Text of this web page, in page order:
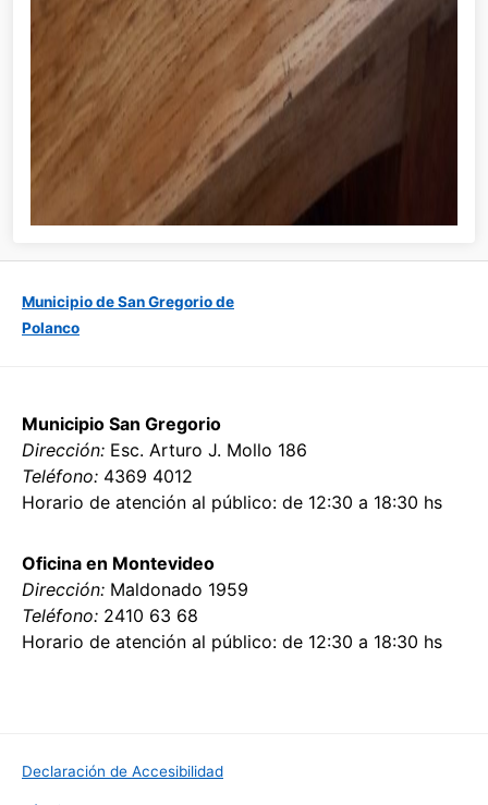
Municipio de San Gregorio de
Polanco
Municipio San Gregorio
Dirección: Esc. Arturo J. Mollo 186
Teléfono: 4369 4012
Horario de atención al público: de 12:30 a 18:30 hs
Oficina en Montevideo
Dirección: Maldonado 1959
Teléfono: 2410 63 68
Horario de atención al público: de 12:30 a 18:30 hs
Declaración de Accesibilidad